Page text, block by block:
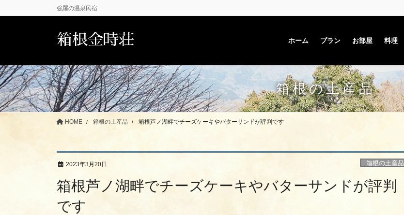
ン
移
動
ビ
ン
に
移
動
強羅の温泉民宿
箱根金時荘 ホーム プラン お部屋 料理
箱根の土産品
HOME 箱根の土産品 箱根芦ノ湖畔でチーズケーキやバターサンドが評判です
2023年3月20日 箱根の土産品
箱根芦ノ湖畔でチーズケーキやバターサンドが評判
です